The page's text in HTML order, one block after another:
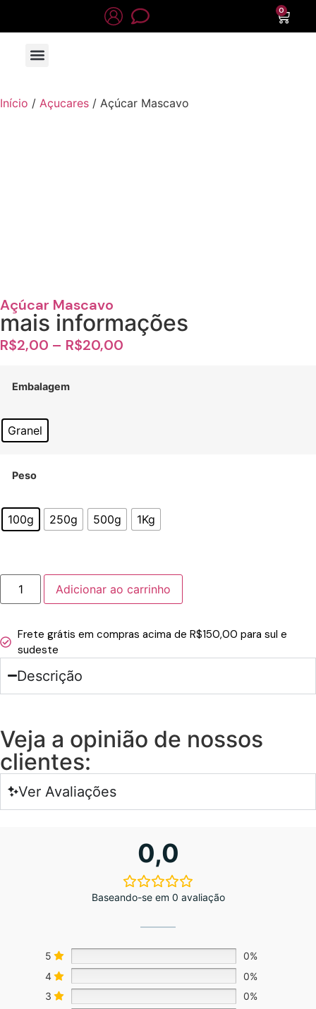
0
Início / Açucares / Açúcar Mascavo
Açúcar Mascavo
mais informações
R$2,00 – R$20,00
Embalagem
Granel
Peso
100g 250g 500g 1Kg
Adicionar ao carrinho
Frete grátis em compras acima de R$150,00 para sul e
sudeste
Descrição
Veja a opinião de nossos
clientes:
Ver Avaliações
0,0
Baseando-se em 0 avaliação
5
0%
4
0%
3
0%